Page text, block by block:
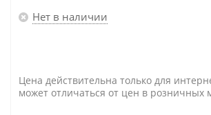
Нет в наличии
Цена действительна только для
может отличаться от цен в розничных